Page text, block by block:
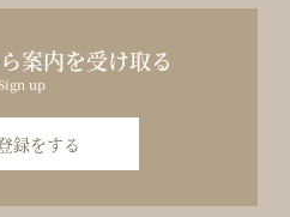
案内を受け取る
up
録をする